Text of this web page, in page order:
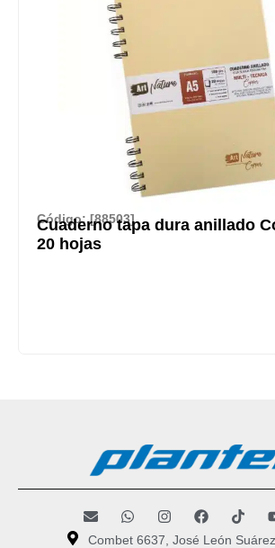
Código: [88503]
Cuaderno tapa dura anillado
20 hojas
Combet 6637, José León